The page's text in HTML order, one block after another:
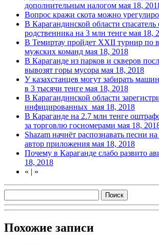
дополнительным налогом мая 18,
Вопрос кражи скота можно
В Карагандинской области спасатель
родственника на 3 млн тенге мая 18,
В Темиртау пройдет ХХІІ турнир по
мужских команд мая 18, 2018
В Караганде из парков и скверов
вывозят горы мусора мая 18, 2018
У казахстанцев могут забирать
в 3 тысячи тенге мая 18, 2018
В Карагандинской области
инфицированных мая 18, 2018
В Караганде на 2.7 млн тенге
за торговлю госномерами мая 18,
Shazam начнёт распознавать песни
автор приложения мая 18, 2018
Почему в Караганде слабо развито
18, 2018
« | »
Похожие записи